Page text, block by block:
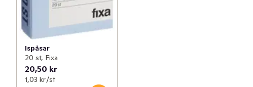
Ispåsar
20 st, Fixa
20,50 kr
1,03 kr /st